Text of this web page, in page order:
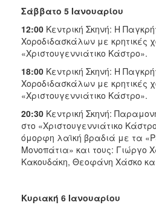
ΤΟΠΟΣ
ΠΟΛΙΤΙΣΜΟΣ
ΑΝΘΕΚΤΙΚΗ
ΠΟΛΗ
Σάββατο 5 Ιανουαρίου
12:00 Κεντρική Σκηνή: Η
Χοροδιδασκάλων με κρητικές
«Χριστουγεννιάτικο Κάστρο».
18:00 Κεντρική Σκηνή: Η
Χοροδιδασκάλων με κρητικές
«Χριστουγεννιάτικο Κάστρο».
20:30 Κεντρική Σκηνή:
στο «Χριστουγεννιάτικο
όμορφη λαϊκή βραδιά με τα
Μονοπάτια» και τους: Γιώργο
Κακουδάκη, Θεοφάνη Χάσκο
Κυριακή 6 Ιανουαρίου